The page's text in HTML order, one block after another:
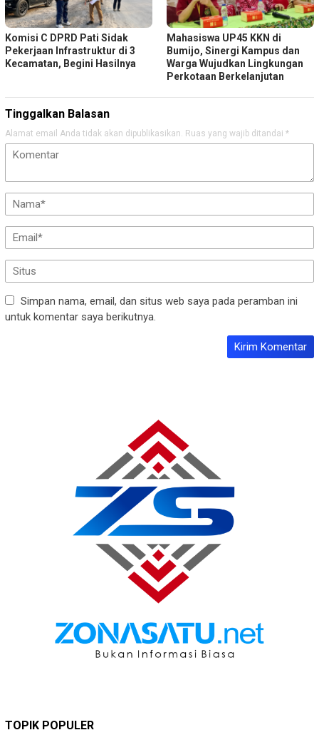
Komisi C DPRD Pati Sidak
Pekerjaan Infrastruktur di 3
Kecamatan, Begini Hasilnya
Mahasiswa UP45 KKN di
Bumijo, Sinergi Kampus dan
Warga Wujudkan Lingkungan
Perkotaan Berkelanjutan
Tinggalkan Balasan
Alamat email Anda tidak akan dipublikasikan. Ruas yang wajib ditandai *
Simpan nama, email, dan situs web saya pada peramban ini
untuk komentar saya berikutnya.
TOPIK POPULER